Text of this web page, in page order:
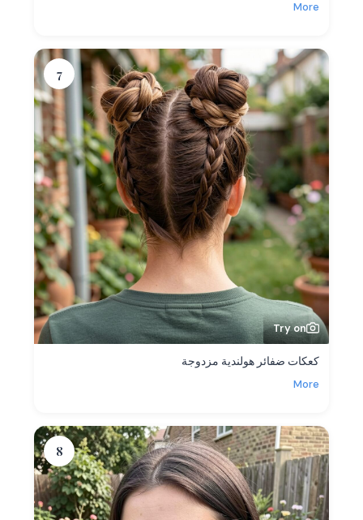
More
7
Try on
كعكات ضفائر هولندية مزدوجة
More
8